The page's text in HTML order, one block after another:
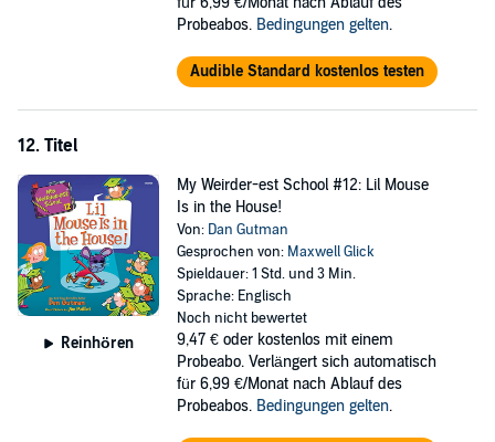
Probeabos. Bedingungen gelten.
Audible Standard kostenlos testen
12. Titel
Reinhören
My Weirder-est School #12: Lil Mouse
Is in the House!
Von: Dan Gutman
Gesprochen von: Maxwell Glick
Spieldauer: 1 Std. und 3 Min.
Sprache: Englisch
Noch nicht bewertet
9,47 € oder kostenlos mit einem
Probeabo. Verlängert sich automatisch
für 6,99 €/Monat nach Ablauf des
Probeabos. Bedingungen gelten.